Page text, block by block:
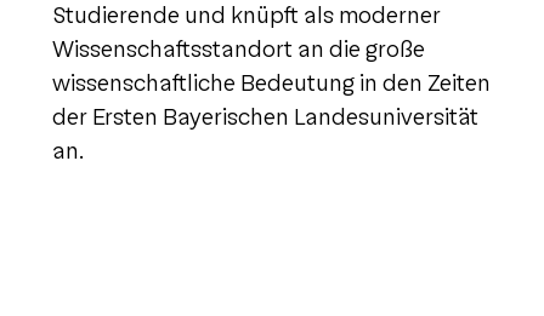
Studierende und knüpft als moderner
Wissenschaftsstandort an die große
wissenschaftliche Bedeutung in den Zeiten
der Ersten Bayerischen Landesuniversität
an.